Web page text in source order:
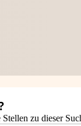
zu dieser